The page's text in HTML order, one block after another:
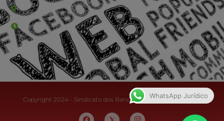
Estrada Governador Chagas Freitas – 3.780 – Colônia Santo
Antônio – Barra Mansa
De terça-feira a domingo, das 9h às 17h
Copyright 2024 - Sindicato dos Bancários do Sul Fluminense
WhatsApp Jurídico